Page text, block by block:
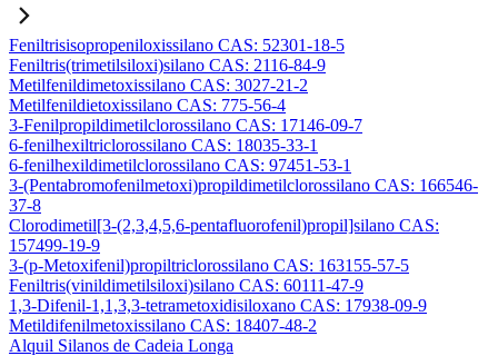
Feniltrisisopropeniloxissilano CAS: 52301-18-5
Feniltris(trimetilsiloxi)silano CAS: 2116-84-9
Metilfenildimetoxissilano CAS: 3027-21-2
Metilfenildietoxissilano CAS: 775-56-4
3-Fenilpropildimetilclorossilano CAS: 17146-09-7
6-fenilhexiltriclorossilano CAS: 18035-33-1
6-fenilhexildimetilclorossilano CAS: 97451-53-1
3-(Pentabromofenilmetoxi)propildimetilclorossilano CAS: 166546-
37-8
Clorodimetil[3-(2,3,4,5,6-pentafluorofenil)propil]silano CAS:
157499-19-9
3-(p-Metoxifenil)propiltriclorossilano CAS: 163155-57-5
Feniltris(vinildimetilsiloxi)silano CAS: 60111-47-9
1,3-Difenil-1,1,3,3-tetrametoxidisiloxano CAS: 17938-09-9
Metildifenilmetoxissilano CAS: 18407-48-2
Alquil Silanos de Cadeia Longa